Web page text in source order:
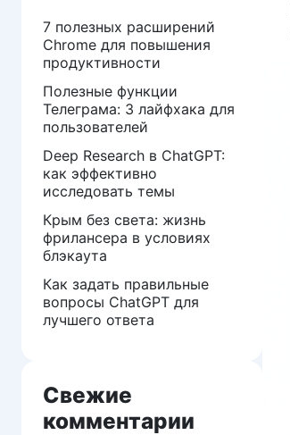
7 полезных расширений
Chrome для повышения
продуктивности
Полезные функции
Телеграма: 3 лайфхака для
пользователей
Deep Research в ChatGPT:
как эффективно
исследовать темы
Крым без света: жизнь
фрилансера в условиях
блэкаута
Как задать правильные
вопросы ChatGPT для
лучшего ответа
Свежие
комментарии